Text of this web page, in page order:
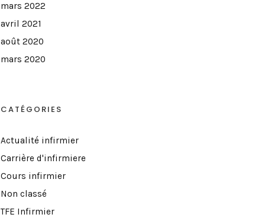
mars 2022
avril 2021
août 2020
mars 2020
CATÉGORIES
Actualité infirmier
Carrière d'infirmiere
Cours infirmier
Non classé
TFE Infirmier